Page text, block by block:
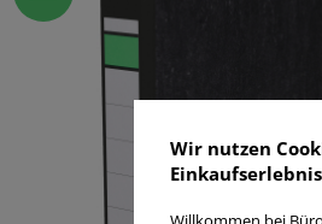
Wir nutzen